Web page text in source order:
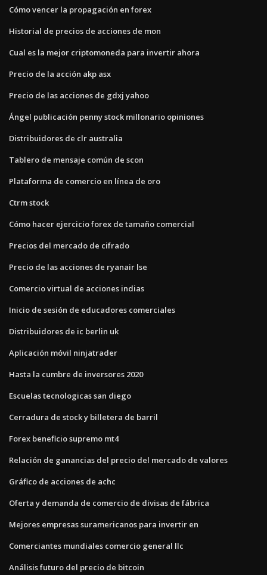
Cómo vencer la propagación en forex
Historial de precios de acciones de mon
Cual es la mejor criptomoneda para invertir ahora
Precio de la acción akp asx
Precio de las acciones de gdxj yahoo
Ángel publicación penny stock millonario opiniones
Distribuidores de clr australia
Tablero de mensaje común de scon
Plataforma de comercio en línea de oro
Ctrm stock
Cómo hacer ejercicio forex de tamaño comercial
Precios del mercado de cifrado
Precio de las acciones de ryanair lse
Comercio virtual de acciones indias
Inicio de sesión de educadores comerciales
Distribuidores de ic berlin uk
Aplicación móvil ninjatrader
Hasta la cumbre de inversores 2020
Escuelas tecnologicas san diego
Cerradura de stock y billetera de barril
Forex beneficio supremo mt4
Relación de ganancias del precio del mercado de valores
Gráfico de acciones de achc
Oferta y demanda de comercio de divisas de fábrica
Mejores empresas suramericanos para invertir en
Comerciantes mundiales comercio general llc
Análisis futuro del precio de bitcoin